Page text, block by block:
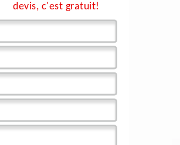
devis, c'est gratuit!